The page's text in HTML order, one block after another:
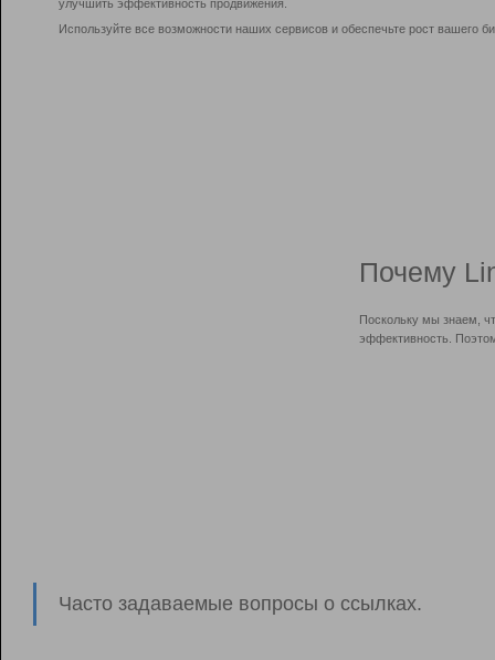
улучшить эффективность продвижения.
Используйте все возможности наших сервисов и обеспечьте рост вашего
Почему
Поскольку мы знаем,
эффективность.
Часто задаваемые вопросы о ссылках.